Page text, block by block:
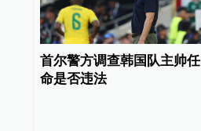
首尔警方调查韩国队主帅任
命是否违法